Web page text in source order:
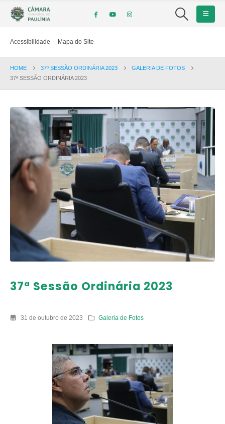
Acessibilidade | Mapa do Site
HOME 37ª SESSÃO ORDINÁRIA 2023
GALERIA DE FOTOS
37ª SESSÃO ORDINÁRIA 2023
37ª Sessão Ordinária 2023
31 de outubro de 2023 Galeria de Fotos